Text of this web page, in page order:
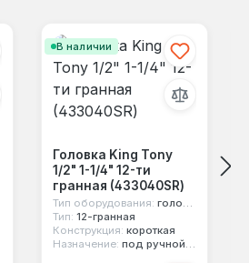
В наличии
Головка King Tony
1/2" 1-1/4" 12-ти
гранная (433040SR)
Тип оборудования: головка стандартная
Тип: 12-гранная
Конструкция: короткая
Назначение: под ручной инструмент